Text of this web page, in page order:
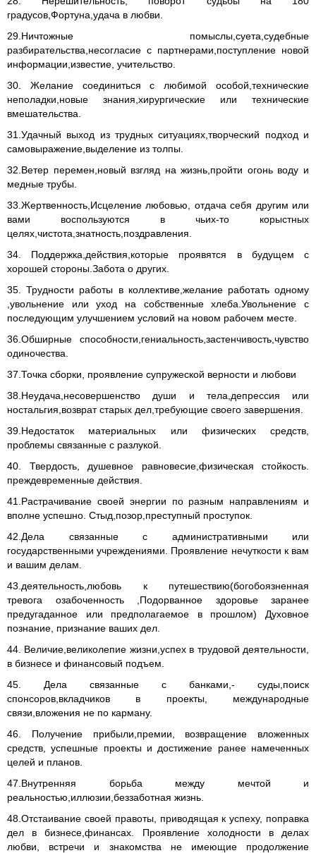
градусов,Фортуна,удача в любви.
29.Ничтожные помыслы,суета,судебные
разбирательства,несогласие с партнерами,поступление новой
информации,известие, учительство.
30. Желание соединиться с любимой особой,технические
неполадки,новые знания,хирургические или технические
вмешательства.
31.Удачный выход из трудных ситуациях,творческий подход и
самовыражение,выделение из толпы.
32.Ветер перемен,новый взгляд на жизнь,пройти огонь воду и
медные трубы.
33.Жертвенность,Исцеление любовью, отдача себя другим или
вами воспользуются в чьих-то корыстных
целях,чистота,знатность,поздравления.
34. Поддержка,действия,которые проявятся в будущем с
хорошей стороны.Забота о других.
35. Трудности работы в коллективе,желание работать одному
,увольнение или уход на собственные хлеба.Увольнение с
последующим улучшением условий на новом рабочем месте.
36.Обширные способности,гениальность,застенчивость,чувство
одиночества.
37.Точка сборки, проявление супружеской верности и любови
38.Неудача,несовершенство души и тела,депрессия или
ностальгия,возврат старых дел,требующие своего завершения.
39.Недостаток материальных или физических средств,
проблемы связанные с разлукой.
40. Твердость, душевное равновесие,физическая стойкость.
преждевременные действия.
41.Растрачивание своей энергии по разным направлениям и
вполне успешно. Стыд,позор,преступный проступок.
42.Дела связанные с административными или
государственными учреждениями. Проявление нечуткости к вам
и вашим делам.
43.деятельность,любовь к путешествию(богобоязненная
тревога озабоченность ,Подорванное здоровье заранее
предугаданное или предполагаемое в прошлом) Духовное
познание, признание ваших дел.
44. Величие,великолепие жизни,успех в трудовой деятельности,
в бизнесе и финансовый подъем.
45. Дела связанные с банками,- суды,поиск
спонсоров,вкладчиков в проекты, международные
связи,вложения не по карману.
46. Получение прибыли,премии, возвращение вложенных
средств, успешные проекты и достижение ранее намеченных
целей и планов.
47.Внутренняя борьба между мечтой и
реальностью,иллюзии,беззаботная жизнь.
48.Отстаивание своей правоты, приводящая к успеху, поправка
дел в бизнесе,финансах. Проявление холодности в делах
любви, встречи и знакомства не имеющие продолжение